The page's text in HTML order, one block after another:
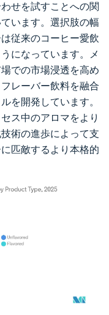
せを試すことへの関
います。選択肢の幅
従来のコーヒー愛飲
になっています。メ
での市場浸透を高め
レーバー飲料を融合
を開発しています。
ス中のアロマをより
術の進歩によって支
匹敵するより本格的